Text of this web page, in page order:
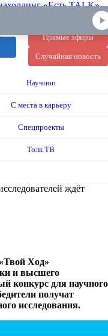
Прямые эфиры
Случайная новость
Научпоп
С места в карьеру
Спецпроекты
Толк ТВ
ждёт
Ход»
и высшего
конкурс для научного
получат
исследования.